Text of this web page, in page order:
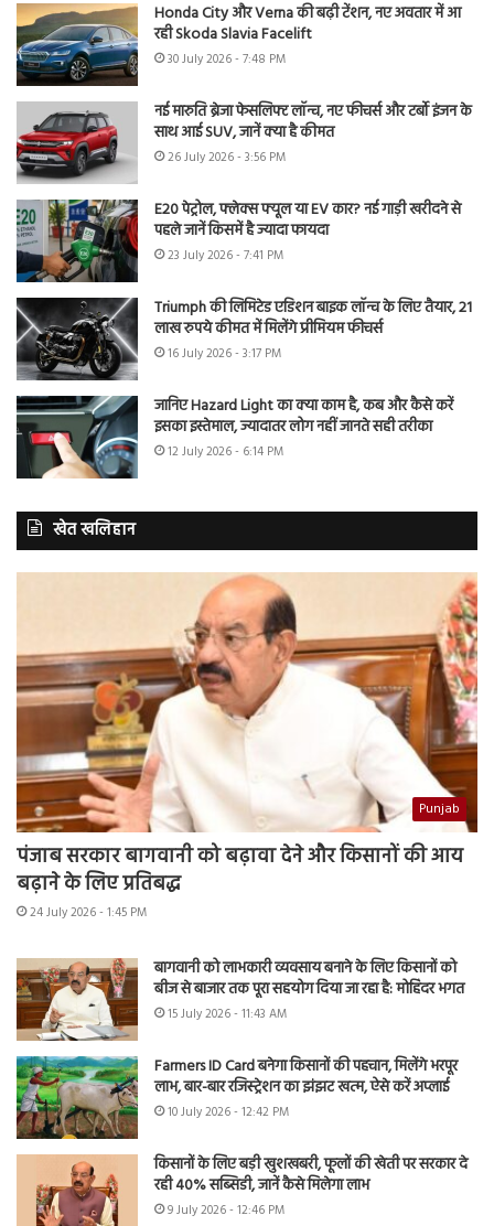
Honda City और Verna की बढ़ी टेंशन, नए अवतार में आ
रही Skoda Slavia Facelift
30 July 2026 - 7:48 PM
नई मारुति ब्रेजा फेसलिफ्ट लॉन्च, नए फीचर्स और टर्बो इंजन के
साथ आई SUV, जानें क्या है कीमत
26 July 2026 - 3:56 PM
E20 पेट्रोल, फ्लेक्स फ्यूल या EV कार? नई गाड़ी खरीदने से
पहले जानें किसमें है ज्यादा फायदा
23 July 2026 - 7:41 PM
Triumph की लिमिटेड एडिशन बाइक लॉन्च के लिए तैयार, 21
लाख रुपये कीमत में मिलेंगे प्रीमियम फीचर्स
16 July 2026 - 3:17 PM
जानिए Hazard Light का क्या काम है, कब और कैसे करें
इसका इस्तेमाल, ज्यादातर लोग नहीं जानते सही तरीका
12 July 2026 - 6:14 PM
खेत खलिहान
Punjab
पंजाब सरकार बागवानी को बढ़ावा देने और किसानों की आय
बढ़ाने के लिए प्रतिबद्ध
24 July 2026 - 1:45 PM
बागवानी को लाभकारी व्यवसाय बनाने के लिए किसानों को
बीज से बाजार तक पूरा सहयोग दिया जा रहा है: मोहिंदर भगत
15 July 2026 - 11:43 AM
Farmers ID Card बनेगा किसानों की पहचान, मिलेंगे भरपूर
लाभ, बार-बार रजिस्ट्रेशन का झंझट खत्म, ऐसे करें अप्लाई
10 July 2026 - 12:42 PM
किसानों के लिए बड़ी खुशखबरी, फूलों की खेती पर सरकार दे
रही 40% सब्सिडी, जानें कैसे मिलेगा लाभ
9 July 2026 - 12:46 PM